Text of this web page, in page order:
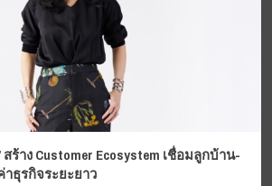
สร้าง Customer Ecosystem เชื่อมลูกบ้าน-
ธุรกิจระยะยาว